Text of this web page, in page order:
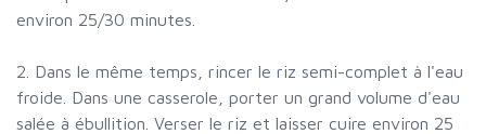
environ 25/30 minutes.
2. Dans le même temps, rincer le riz semi-complet à l'eau
froide. Dans une casserole, porter un grand volume d'eau
salée à ébullition. Verser le riz et laisser cuire environ 25